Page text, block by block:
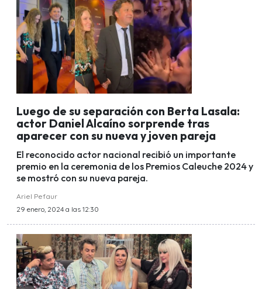
Luego de su separación con Berta Lasala:
actor Daniel Alcaíno sorprende tras
aparecer con su nueva y joven pareja
El reconocido actor nacional recibió un importante
premio en la ceremonia de los Premios Caleuche 2024 y
se mostró con su nueva pareja.
Ariel Pefaur
29 enero, 2024 a las 12:30